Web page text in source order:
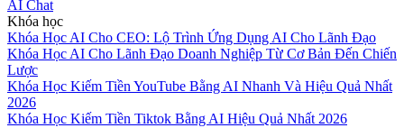
AI Chat
Khóa học
Khóa Học AI Cho CEO: Lộ Trình Ứng Dụng AI Cho Lãnh Đạo
Khóa Học AI Cho Lãnh Đạo Doanh Nghiệp Từ Cơ Bản Đến Chiến
Lược
Khóa Học Kiếm Tiền YouTube Bằng AI Nhanh Và Hiệu Quả Nhất
2026
Khóa Học Kiếm Tiền Tiktok Bằng AI Hiệu Quả Nhất 2026